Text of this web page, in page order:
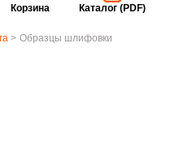
Корзина Каталог (PDF)
> Образцы шлифовки